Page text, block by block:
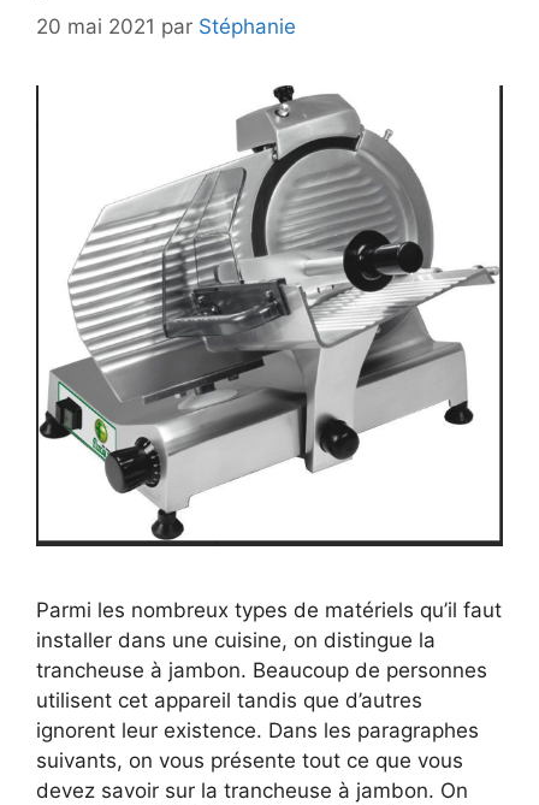
20 mai 2021 par Stéphanie
Parmi les nombreux types de matériels qu’il faut
installer dans une cuisine, on distingue la
trancheuse à jambon. Beaucoup de personnes
utilisent cet appareil tandis que d’autres
ignorent leur existence. Dans les paragraphes
suivants, on vous présente tout ce que vous
devez savoir sur la trancheuse à jambon. On